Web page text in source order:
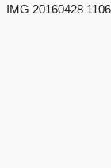
IMG 20160428